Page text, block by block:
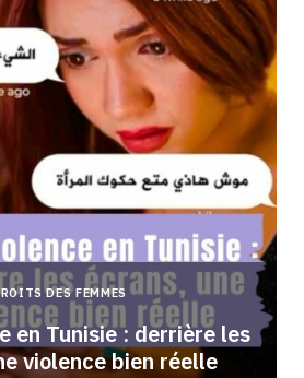
DES FEMMES
en Tunisie : derrière les
violence bien réelle